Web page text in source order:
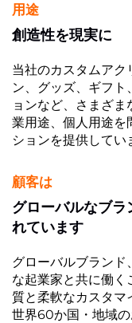
用途
創造性を現実に
当社のカスタムアク
ン、グッズ、ギフ
ョンなど、さまざ
業用途、個人用途を
ションを提供してい
顧客は
グローバルなブラ
れています
グローバルブランド
な起業家と共に働く
質と柔軟なカスタ
世界60か国・地域